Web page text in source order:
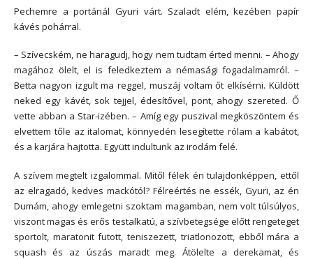
Pechemre a portánál Gyuri várt. Szaladt elém, kezében papír
kávés pohárral.
– Szívecském, ne haragudj, hogy nem tudtam érted menni. – Ahogy
magához ölelt, el is feledkeztem a némasági fogadalmamról. –
Betta nagyon izgult ma reggel, muszáj voltam őt elkísérni. Küldött
neked egy kávét, sok tejjel, édesítővel, pont, ahogy szereted. Ő
vette abban a Star-izében. – Amíg egy puszival megköszöntem és
elvettem tőle az italomat, könnyedén lesegítette rólam a kabátot,
és a karjára hajtotta. Együtt indultunk az irodám felé.
A szívem megtelt izgalommal. Mitől félek én tulajdonképpen, ettől
az elragadó, kedves mackótól? Félreértés ne essék, Gyuri, az én
Dumám, ahogy emlegetni szoktam magamban, nem volt túlsúlyos,
viszont magas és erős testalkatú, a szívbetegsége előtt rengeteget
sportolt, maratonit futott, teniszezett, triatlonozott, ebből mára a
squash és az úszás maradt meg. Átölelte a derekamat, és